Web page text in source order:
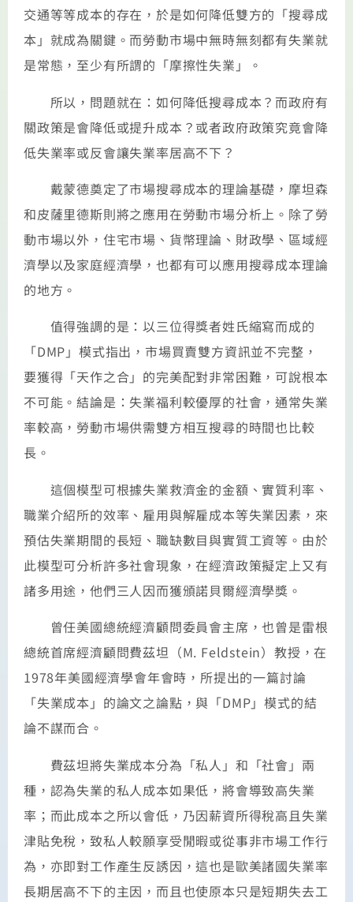
交通等等成本的存在，於是如何降低雙方的「搜尋成
本」就成為關鍵。而勞動市場中無時無刻都有失業就
是常態，至少有所謂的「摩擦性失業」。
所以，問題就在：如何降低搜尋成本？而政府有
關政策是會降低或提升成本？或者政府政策究竟會降
低失業率或反會讓失業率居高不下？
戴蒙德奠定了市場搜尋成本的理論基礎，摩坦森
和皮薩里德斯則將之應用在勞動市場分析上。除了勞
動市場以外，住宅市場、貨幣理論、財政學、區域經
濟學以及家庭經濟學，也都有可以應用搜尋成本理論
的地方。
值得強調的是：以三位得獎者姓氏縮寫而成的
「DMP」模式指出，市場買賣雙方資訊並不完整，
要獲得「天作之合」的完美配對非常困難，可說根本
不可能。結論是：失業福利較優厚的社會，通常失業
率較高，勞動市場供需雙方相互搜尋的時間也比較
長。
這個模型可根據失業救濟金的金額、實質利率、
職業介紹所的效率、雇用與解雇成本等失業因素，來
預估失業期間的長短、職缺數目與實質工資等。由於
此模型可分析許多社會現象，在經濟政策擬定上又有
諸多用途，他們三人因而獲頒諾貝爾經濟學獎。
曾任美國總統經濟顧問委員會主席，也曾是雷根
總統首席經濟顧問費茲坦（M. Feldstein）教授，在
1978年美國經濟學會年會時，所提出的一篇討論
「失業成本」的論文之論點，與「DMP」模式的結
論不謀而合。
費茲坦將失業成本分為「私人」和「社會」兩
種，認為失業的私人成本如果低，將會導致高失業
率；而此成本之所以會低，乃因薪資所得稅高且失業
津貼免稅，致私人較願享受閒暇或從事非市場工作行
為，亦即對工作產生反誘因，這也是歐美諸國失業率
長期居高不下的主因，而且也使原本只是短期失去工